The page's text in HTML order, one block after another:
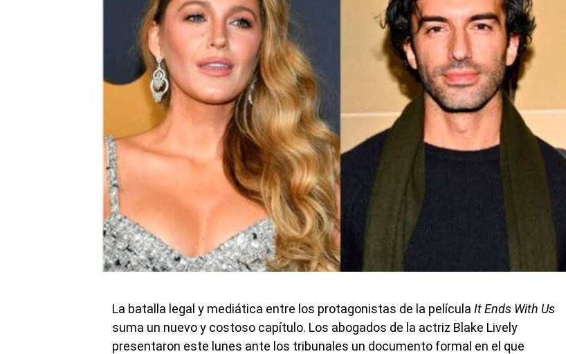
La batalla legal y mediática entre los protagonistas de la película It Ends With Us
suma un nuevo y costoso capítulo. Los abogados de la actriz Blake Lively
presentaron este lunes ante los tribunales un documento formal en el que